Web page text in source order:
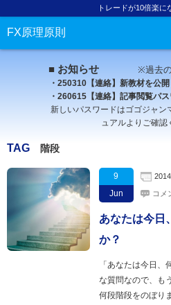
トレードが10倍楽に
FX原理原則
■ お知らせ ※過去のお
・250310【連絡】新教材を公開
・260615【連絡】記事閲覧パ
新しいパスワードはゴゴジャンマイ
ュアルよりご確認
TAG 階段
9
Jun
2014
コメ
あなたは今日
か？
「あなたは今日
な質問なので、も
何段階段をのぼり